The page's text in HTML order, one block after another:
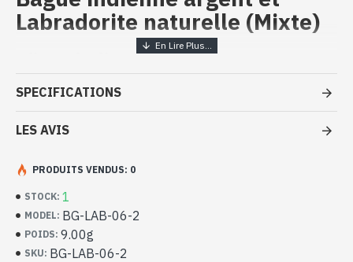
Labradorite naturelle (Mixte)
Bijoux indiens artisanaux - Bague
argent massif et Labradorite
- Bague en argent véritable 925/1000
- Faite à la main à Jaipur ( INDE )
- Taille de la pierre : 10mm x 8mm approx
-Livrée avec un petit sac artisanal
Bague indienne argent et Labradorite
naturelle de forme ovale (BG-LAB-06-
2)
SPECIFICATIONS
LES AVIS
STOCK: 1
MODEL: BG-LAB-06-2
POIDS: 9.00g
SKU: BG-LAB-06-2
PRODUITS VENDUS: 0